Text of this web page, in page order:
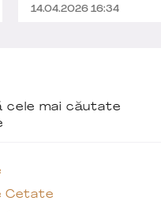
14.04.2026 16:34
cele mai căutate
Cetate